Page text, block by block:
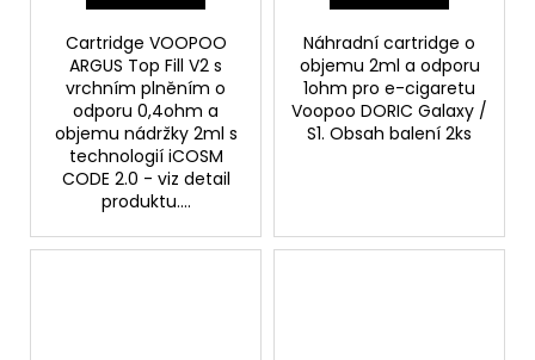
Cartridge VOOPOO
ARGUS Top Fill V2 s
vrchním plněním o
odporu 0,4ohm a
objemu nádržky 2ml s
technologií iCOSM
CODE 2.0 - viz detail
produktu....
Náhradní cartridge o
objemu 2ml a odporu
1ohm pro e-cigaretu
Voopoo DORIC Galaxy /
S1. Obsah balení 2ks